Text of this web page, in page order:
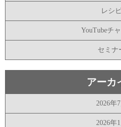
レシ
YouTubeチ
セミナ
アーカ
2026年7
2026年1